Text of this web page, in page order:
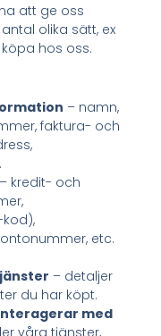
att ge oss
olika sätt, ex
hos oss.
– namn,
faktura- och
– kredit- och
etc.
– detaljer
du har köpt.
med